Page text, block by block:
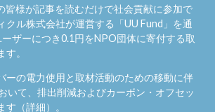
皆様が記事を読むだけで社会貢献に参加で
クル株式会社が運営する「UU Fund 」を通
ザーにつき0.1円をNPO団体に寄付する取
。
ーの電力使用と取材活動のための移動に伴
いて、排出削減およびカーボン・オフセッ
す（詳細）。